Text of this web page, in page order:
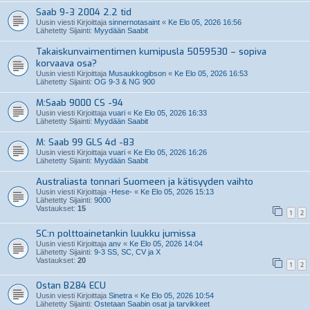
Saab 9-3 2004 2.2 tid
Uusin viesti Kirjoittaja sinnernotasaint « Ke Elo 05, 2026 16:56
Lähetetty Sijainti: Myydään Saabit
Takaiskunvaimentimen kumipusla 5059530 – sopiva
korvaava osa?
Uusin viesti Kirjoittaja Musaukkogibson « Ke Elo 05, 2026 16:53
Lähetetty Sijainti: OG 9-3 & NG 900
M:Saab 9000 CS -94
Uusin viesti Kirjoittaja vuari « Ke Elo 05, 2026 16:33
Lähetetty Sijainti: Myydään Saabit
M: Saab 99 GLS 4d -83
Uusin viesti Kirjoittaja vuari « Ke Elo 05, 2026 16:26
Lähetetty Sijainti: Myydään Saabit
Australiasta tonnari Suomeen ja kätisyyden vaihto
Uusin viesti Kirjoittaja -Hese- « Ke Elo 05, 2026 15:13
Lähetetty Sijainti: 9000
Vastaukset: 15 1 2
SC:n polttoainetankin luukku jumissa
Uusin viesti Kirjoittaja anv « Ke Elo 05, 2026 14:04
Lähetetty Sijainti: 9-3 SS, SC, CV ja X
Vastaukset: 20 1 2
Ostan B284 ECU
Uusin viesti Kirjoittaja Sinetra « Ke Elo 05, 2026 10:54
Lähetetty Sijainti: Ostetaan Saabin osat ja tarvikkeet